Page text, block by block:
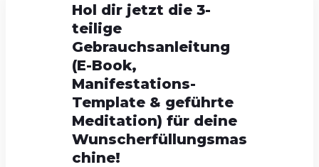
Hol dir jetzt die 3-
teilige
Gebrauchsanleitung
(E-Book,
Manifestations-
Template & geführte
Meditation) für deine
Wunscherfüllungsmas
chine!